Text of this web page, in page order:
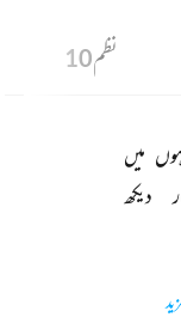
نظم10
میں
دیکھ